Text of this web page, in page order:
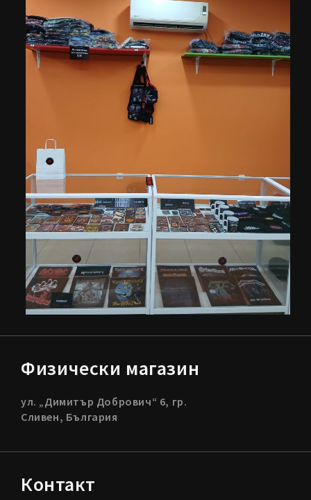
Физически магазин
ул. „Димитър Добрович“ 6, гр.
Сливен, България
Контакт